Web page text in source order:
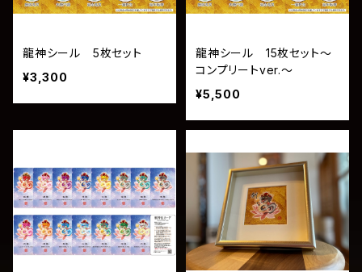
龍神シール 5枚セット
¥3,300
龍神シール 15枚セット～
コンプリートver.～
¥5,500